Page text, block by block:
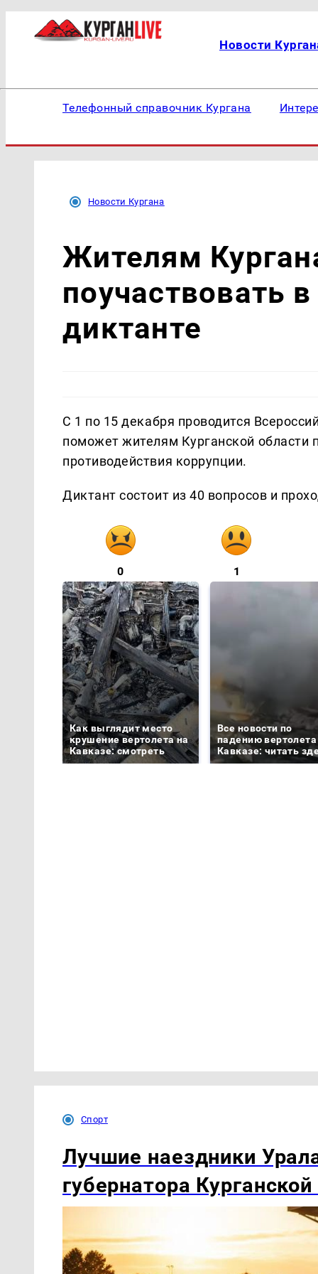
Новости
Телефонный справочник Кургана
Новости Кургана
Жителям
поучаствовать
диктанте
С 1 по 15 декабря проводится
поможет жителям Курганской области
противодействия коррупции.
Диктант состоит из 40 вопросов и
0 1
Как выглядит место
крушение вертолета на
Кавказе: смотреть
Все новости по
падению
Кавказе: читать
Спорт
Лучшие наездники
губернатора